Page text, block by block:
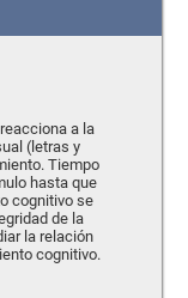
a la
(letras y
Tiempo
hasta que
cognitivo se
de la
la relación
cognitivo.